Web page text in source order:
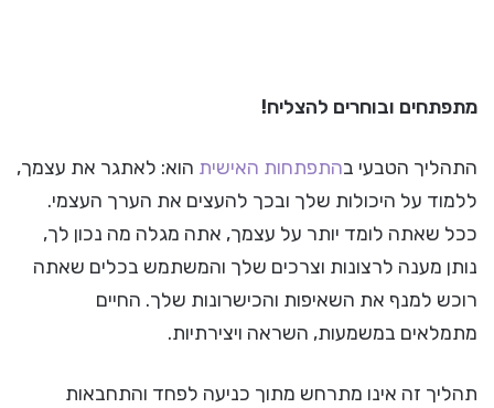
מתפתחים ובוחרים להצליח!
התהליך הטבעי בהתפתחות האישית הוא: לאתגר את עצמך,
ללמוד על היכולות שלך ובכך להעצים את הערך העצמי.
ככל שאתה לומד יותר על עצמך, אתה מגלה מה נכון לך,
נותן מענה לרצונות וצרכים שלך והמשתמש בכלים שאתה
רוכש למנף את השאיפות והכישרונות שלך. החיים
מתמלאים במשמעות, השראה ויצירתיות.
תהליך זה אינו מתרחש מתוך כניעה לפחד והתחבאות